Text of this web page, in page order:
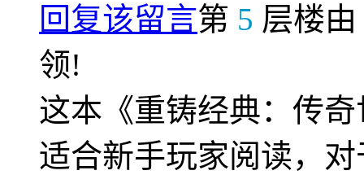
回复该留言第 5 层楼由
领!
这本《重铸经典：传
适合新手玩家阅读，